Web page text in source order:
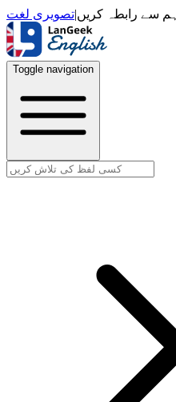
ہم سے رابطہ کریں|تصویری لغت
Toggle navigation